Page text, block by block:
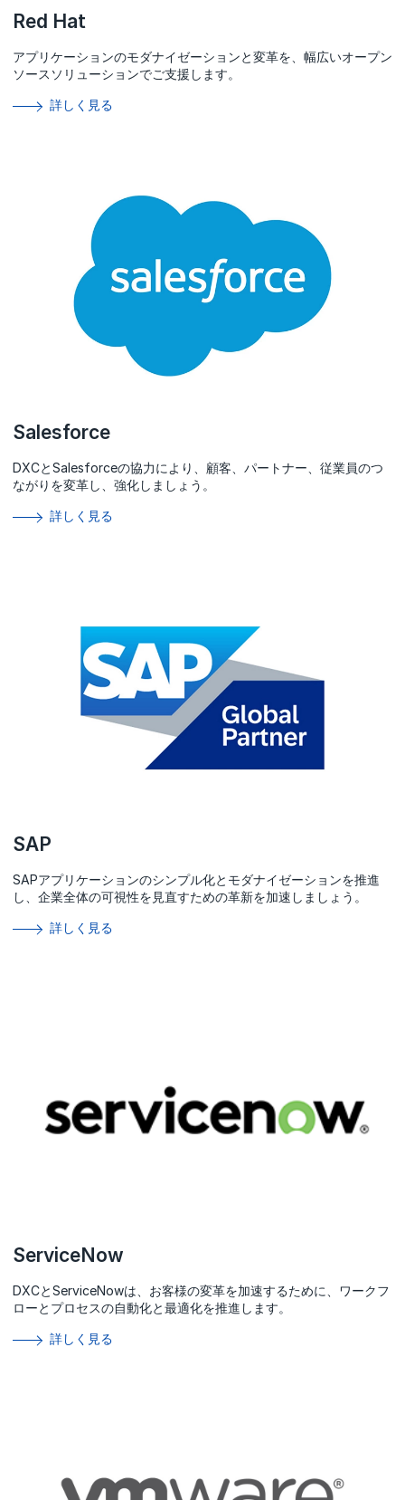
Red Hat
アプリケーションのモダナイゼーションと変革を、幅広いオープン
ソースソリューションでご支援します。
詳しく見る
Salesforce
DXCとSalesforceの協力により、顧客、パートナー、従業員のつ
ながりを変革し、強化しましょう。
詳しく見る
SAP
SAPアプリケーションのシンプル化とモダナイゼーションを推進
し、企業全体の可視性を見直すための革新を加速しましょう。
詳しく見る
ServiceNow
DXCとServiceNowは、お客様の変革を加速するために、ワークフ
ローとプロセスの自動化と最適化を推進します。
詳しく見る